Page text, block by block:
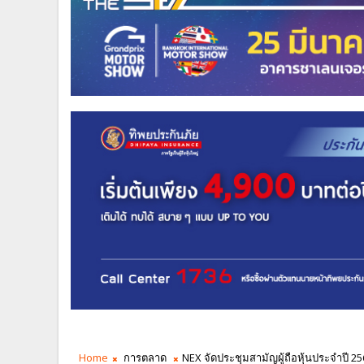
Home การตลาด NEX จัดประชุมสามัญผู้ถือหุ้นประจำปี